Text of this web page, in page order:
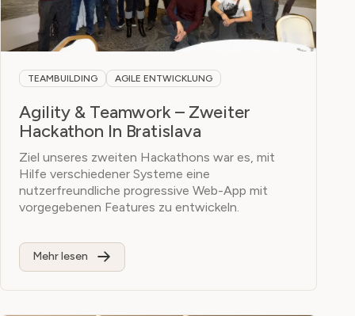
TEAMBUILDING AGILE ENTWICKLUNG
Agility & Teamwork – Zweiter
Hackathon In Bratislava
Ziel unseres zweiten Hackathons war es, mit
Hilfe verschiedener Systeme eine
nutzerfreundliche progressive Web-App mit
vorgegebenen Features zu entwickeln.
Mehr lesen